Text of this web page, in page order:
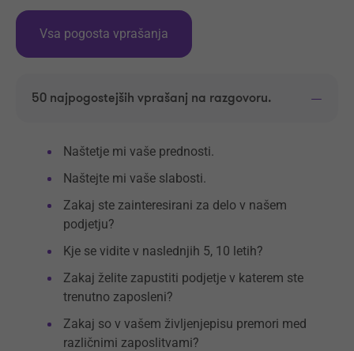
Vsa pogosta vprašanja
50 najpogostejših vprašanj na razgovoru.
Naštetje mi vaše prednosti.
Naštejte mi vaše slabosti.
Zakaj ste zainteresirani za delo v našem
podjetju?
Kje se vidite v naslednjih 5, 10 letih?
Zakaj želite zapustiti podjetje v katerem ste
trenutno zaposleni?
Zakaj so v vašem življenjepisu premori med
različnimi zaposlitvami?